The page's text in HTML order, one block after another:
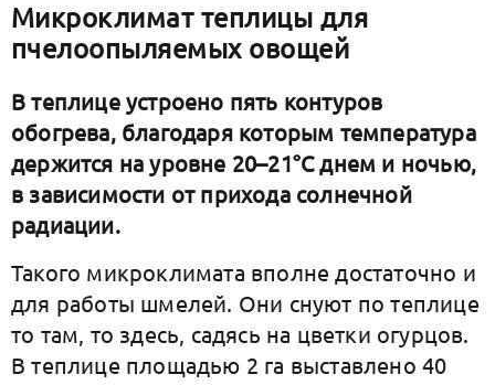
Микроклимат теплицы для
пчелоопыляемых овощей
В теплице устроено пять контуров
обогрева, благодаря которым температура
держится на уровне 20–21°С днем и ночью,
в зависимости от прихода солнечной
радиации.
Такого микроклимата вполне достаточно и
для работы шмелей. Они снуют по теплице
то там, то здесь, садясь на цветки огурцов.
В теплице площадью 2 га выставлено 40